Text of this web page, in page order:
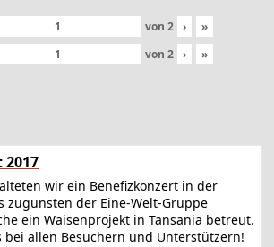
von 2 ›
»
von 2 › »
wir ein Benefizkonzert in der
zugunsten der Eine-Welt-Gruppe
ein Waisenprojekt in Tansania betreut.
bei allen Besuchern und Unterstützern!